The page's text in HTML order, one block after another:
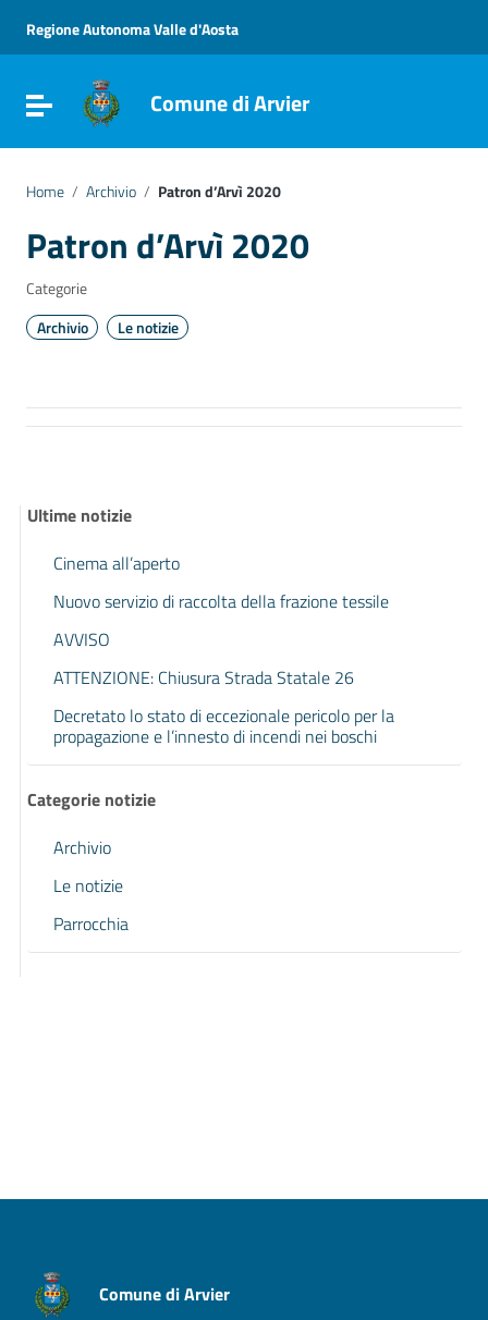
Vai al menu di navigazione
Vai al footer
Regione Autonoma Valle d'Aosta
Attiva / disattiva la navigazione
Comune di Arvier
Home / Archivio / Patron d’Arvì 2020
Patron d’Arvì 2020
Categorie
Archivio
Le notizie
Ultime notizie
Cinema all’aperto
Nuovo servizio di raccolta della frazione tessile
AVVISO
ATTENZIONE: Chiusura Strada Statale 26
Decretato lo stato di eccezionale pericolo per la
propagazione e l’innesto di incendi nei boschi
Categorie notizie
Archivio
Le notizie
Parrocchia
Comune di Arvier